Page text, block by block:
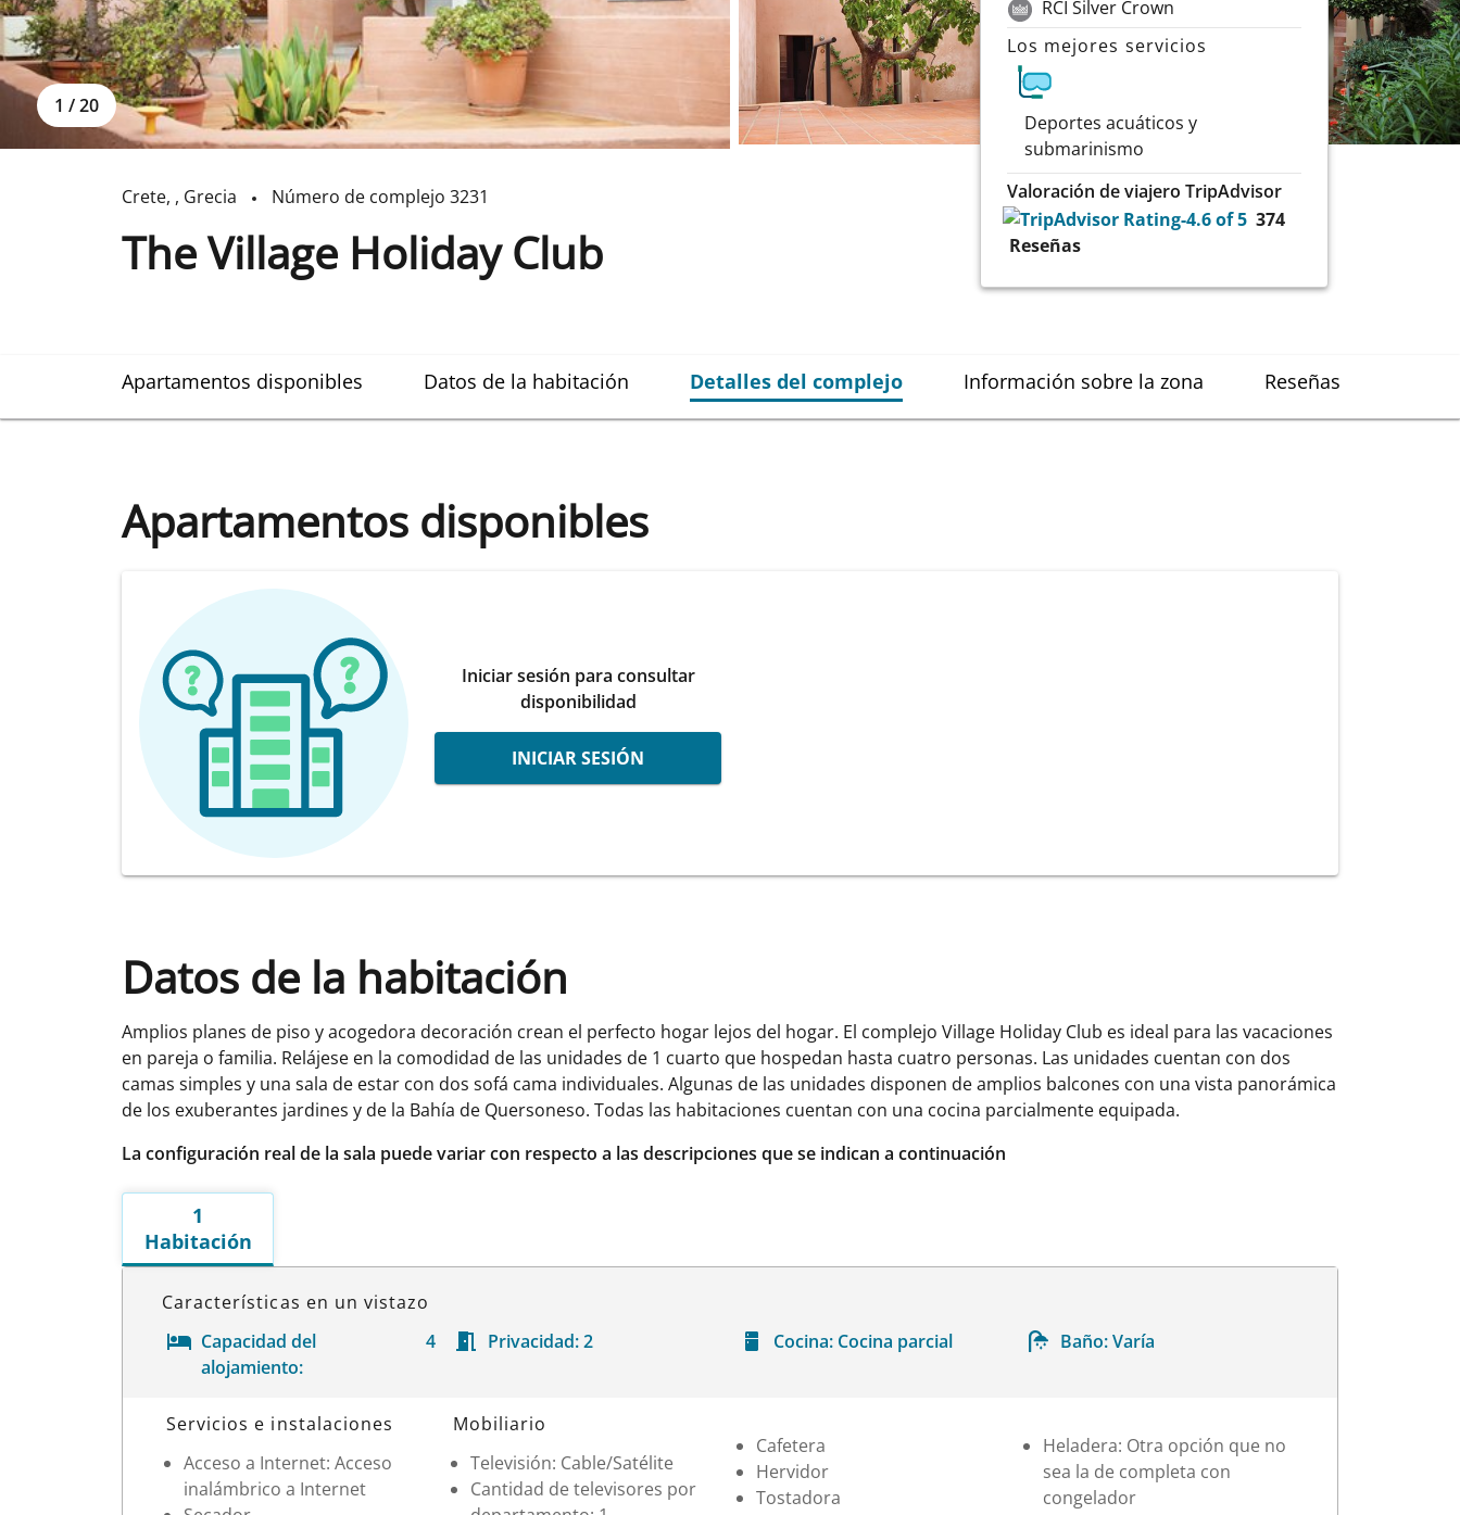
1 / 20
Crete, , Grecia Número de complejo 3231
The Village Holiday Club
RCI Silver Crown
Los mejores servicios
Deportes acuáticos y
submarinismo
Valoración de viajero TripAdvisor
374
Reseñas
Apartamentos disponibles Datos de la habitación Detalles del complejo Información sobre la zona Reseñas
Apartamentos disponibles
Iniciar sesión para consultar
disponibilidad
INICIAR SESIÓN
Datos de la habitación
Amplios planes de piso y acogedora decoración crean el perfecto hogar lejos del hogar. El complejo Village Holiday Club es ideal para las vacaciones
en pareja o familia. Relájese en la comodidad de las unidades de 1 cuarto que hospedan hasta cuatro personas. Las unidades cuentan con dos
camas simples y una sala de estar con dos sofá cama individuales. Algunas de las unidades disponen de amplios balcones con una vista panorámica
de los exuberantes jardines y de la Bahía de Quersoneso. Todas las habitaciones cuentan con una cocina parcialmente equipada.
La configuración real de la sala puede variar con respecto a las descripciones que se indican a continuación
1
Habitación
Características en un vistazo
Capacidad del
alojamiento:
4 Privacidad: 2 Cocina: Cocina parcial Baño: Varía
Datos de la habitación
Servicios e instalaciones
Acceso a Internet: Acceso
inalámbrico a Internet
Mobiliario
Televisión: Cable/Satélite
Cantidad de televisores por
Cafetera
Hervidor
Tostadora
Heladera: Otra opción que no
sea la de completa con
congelador